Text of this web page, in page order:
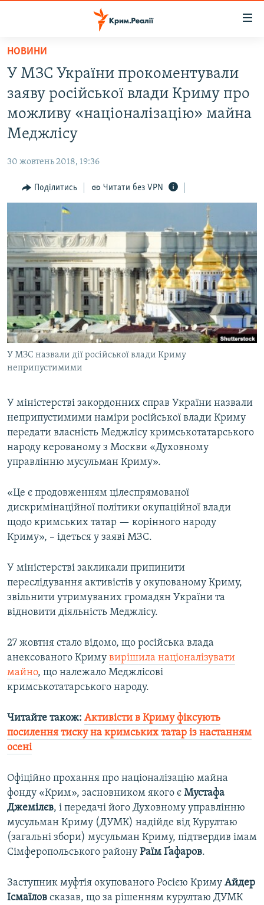
Перейти
основного
матеріалу
Перейти
до
основної
Перейти
пошуку
ВІДЕО ТА ФОТО
ПОЛІТИКА
ІНТЕРВ'Ю
ВСЕ ЗА ДЕНЬ
СПЕЦПРОЕКТИ
ДЕПОРТАЦІЯ
ВІДЕОУРОКИ «ELIFBE»
СВІДЧЕННЯ ОКУПАЦІЇ
УКРАЇНСЬКА ПРОБЛЕМА КРИМУ
ІНФОГРАФІКА
ЯК ОБІЙТИ БЛОКУВАННЯ
Русский
Qırımtatar
ДОЛУЧАЙСЯ!
НОВИНИ
У МЗС України прокоментували
заяву російської влади Криму про
можливу «націоналізацію» майна
Меджлісу
30 жовтень 2018, 19:36
Поділитись Читати без VPN
У МЗС назвали дії російської влади Криму
неприпустимими
У міністерстві закордонних справ України назвали
неприпустимими наміри російської влади Криму
передати власність Меджлісу кримськотатарського
народу керованому з Москви «Духовному
управлінню мусульман Криму».
«Це є продовженням цілеспрямованої
дискримінаційної політики окупаційної влади
щодо кримських татар — корінного народу
Криму», – ідеться у заяві МЗС.
У міністерстві закликали припинити
переслідування активістів у окупованому Криму,
звільнити утримуваних громадян України та
відновити діяльність Меджлісу.
27 жовтня стало відомо, що російська влада
анексованого Криму вирішила націоналізувати
майно, що належало Меджлісові
кримськотатарського народу.
Читайте також: Активісти в Криму фіксують
посилення тиску на кримських татар із настанням
осені
Офіційно прохання про націоналізацію майна
фонду «Крим», засновником якого є Мустафа
Джемілєв, і передачі його Духовному управлінню
мусульман Криму (ДУМК) надійде від Курултаю
(загальні збори) мусульман Криму, підтвердив імам
Сімферопольського району Раїм Ґафаров.
Заступник муфтія окупованого Росією Криму Айдер
Ісмаїлов сказав, що за рішенням курултаю ДУМК